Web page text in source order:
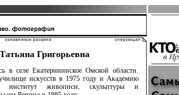
Григорьевна
в селе Екатерининское Омской области.
искусств в 1975 году и Академию
институт живописи, скульптуры и